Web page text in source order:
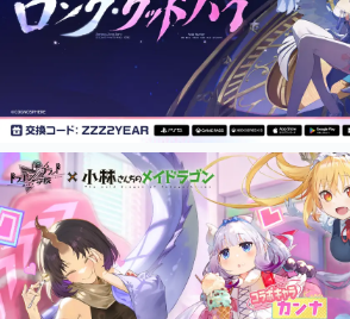
ピックアップ
電ファミのいま読まれている記事ランキング
アプリセール情報